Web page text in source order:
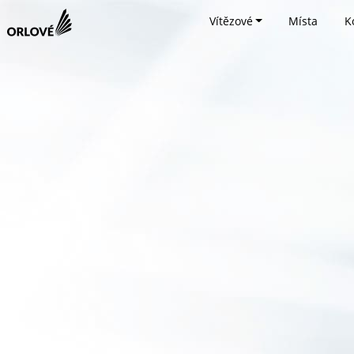
Vítězové Místa